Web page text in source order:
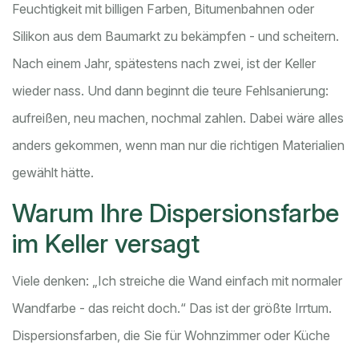
Feuchtigkeit mit billigen Farben, Bitumenbahnen oder
Silikon aus dem Baumarkt zu bekämpfen - und scheitern.
Nach einem Jahr, spätestens nach zwei, ist der Keller
wieder nass. Und dann beginnt die teure Fehlsanierung:
aufreißen, neu machen, nochmal zahlen. Dabei wäre alles
anders gekommen, wenn man nur die richtigen Materialien
gewählt hätte.
Warum Ihre Dispersionsfarbe
im Keller versagt
Viele denken: „Ich streiche die Wand einfach mit normaler
Wandfarbe - das reicht doch.“ Das ist der größte Irrtum.
Dispersionsfarben, die Sie für Wohnzimmer oder Küche